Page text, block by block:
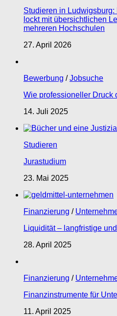
Studieren in
lockt mit übersichtlichen
mehreren Hochschulen
27. April 2026
Bewerbung /Jobsuche
Wie professioneller Druck
14. Juli 2025
Studieren
Jurastudium
23. Mai 2025
Finanzierung /
Liquidität – langfristige
28. April 2025
Finanzierung /
Finanzinstrumente für
11. April 2025